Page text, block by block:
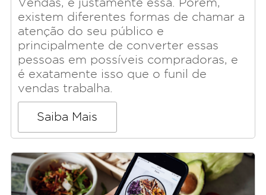
existem diferentes formas de chamar a
atenção do seu público e
principalmente de converter essas
pessoas em possíveis compradoras, e
é exatamente isso que o funil de
vendas trabalha.
Saiba Mais